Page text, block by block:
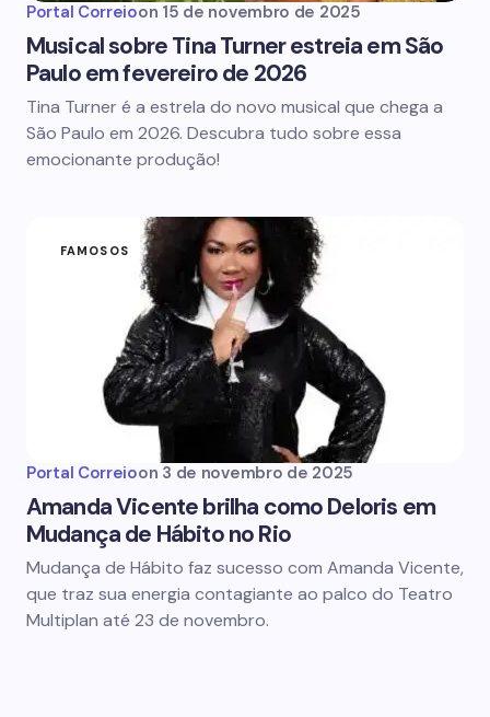
Portal Correioon 15 de novembro de 2025
Musical sobre Tina Turner estreia em São
Paulo em fevereiro de 2026
Tina Turner é a estrela do novo musical que chega a
São Paulo em 2026. Descubra tudo sobre essa
emocionante produção!
FAMOSOS
Portal Correioon 3 de novembro de 2025
Amanda Vicente brilha como Deloris em
Mudança de Hábito no Rio
Mudança de Hábito faz sucesso com Amanda Vicente,
que traz sua energia contagiante ao palco do Teatro
Multiplan até 23 de novembro.